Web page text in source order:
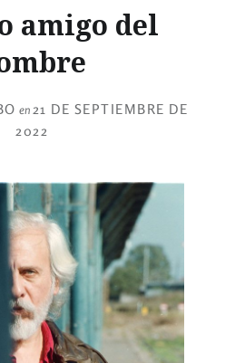
amigo del
en 21 DE SEPTIEMBRE DE
2022